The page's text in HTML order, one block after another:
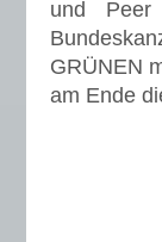
und
GRÜNEN
am Ende